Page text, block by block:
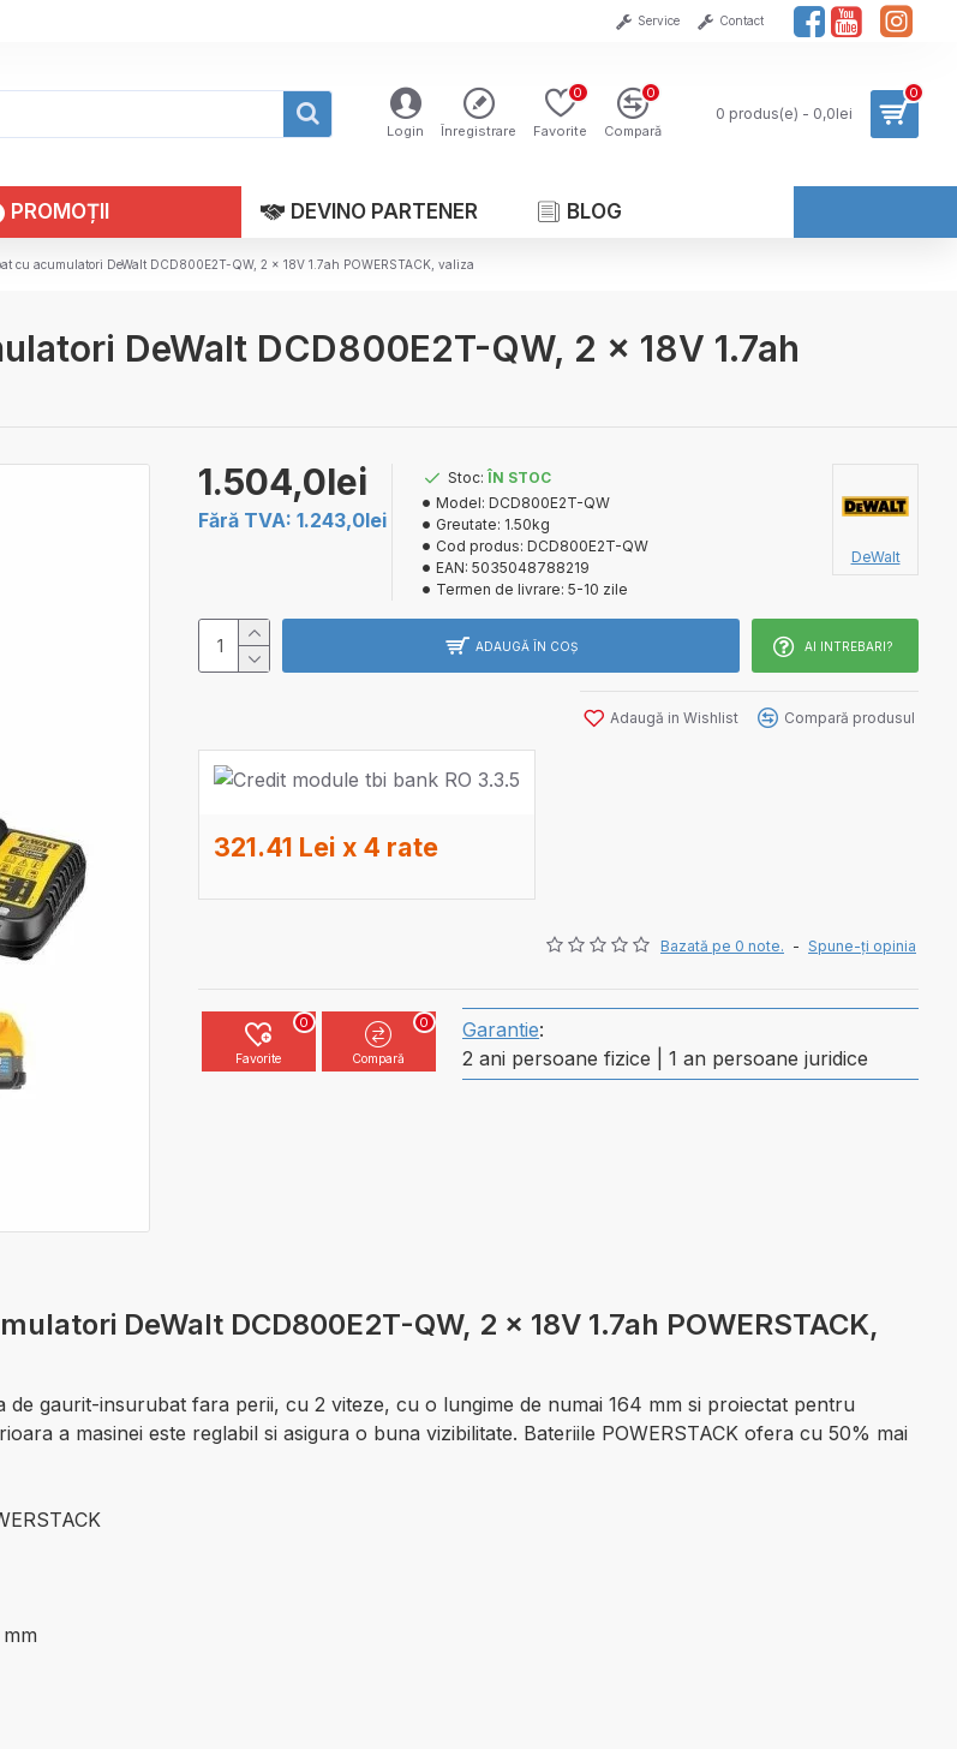
Service Contact
Login Înregistrare Favorite
0
Compară
0
0 produs(e) - 0,0lei
0
PROMOȚII DEVINO PARTENER BLOG
cu acumulatori DeWalt DCD800E2T-QW, 2 x 18V 1.7ah POWERSTACK, valiza
DeWalt DCD800E2T-QW, 2 x 18V 1.7ah
Bazată pe 0 note. - Spune-ţi opinia
1.504,0lei
Fără TVA: 1.243,0lei
Stoc: ÎN STOC
Model: DCD800E2T-QW
Greutate: 1.50kg
Cod produs: DCD800E2T-QW
EAN: 5035048788219
Termen de livrare: 5-10 zile
DeWalt
ADAUGĂ ÎN COŞ AI INTREBARI?
Adaugă in Wishlist Compară produsul
321.41 Lei x 4 rate
Favorite
0
Compară
0 Garantie:
2 ani persoane fizice | 1 an persoane juridice
DeWalt DCD800E2T-QW, 2 x 18V 1.7ah POWERSTACK,
gaurit-insurubat fara perii, cu 2 viteze, cu o lungime de numai 164 mm si proiectat pentru
a masinei este reglabil si asigura o buna vizibilitate. Bateriile POWERSTACK ofera cu 50% mai